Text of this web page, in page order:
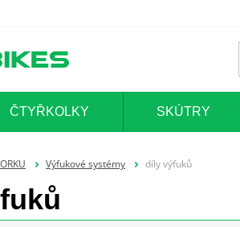
ČTYŘKOLKY SKÚTRY
Výfukové systémy díly výfuků